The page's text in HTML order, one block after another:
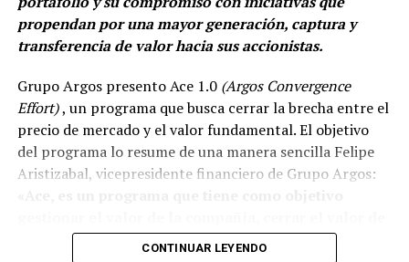
Me gusta esto:
propendan por una mayor generación, captura y
transferencia de valor hacia sus accionistas.
Grupo Argos presento Ace 1.0(Argos Convergence
Effort), un programa que busca cerrar la brecha entre el
precio de mercado y el valor fundamental. El objetivo
del programa lo resume de una manera sencilla Felipe
Aristizabal, vicepresidente financiero de Grupo Argos:
la brecha que existe entre el precio que el mercado
CONTINUAR LEYENDO